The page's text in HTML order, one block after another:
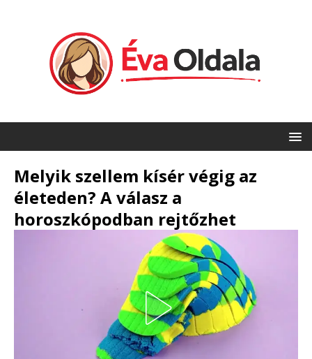
Melyik szellem kísér végig az
életeden? A válasz a
horoszkópodban rejtőzhet